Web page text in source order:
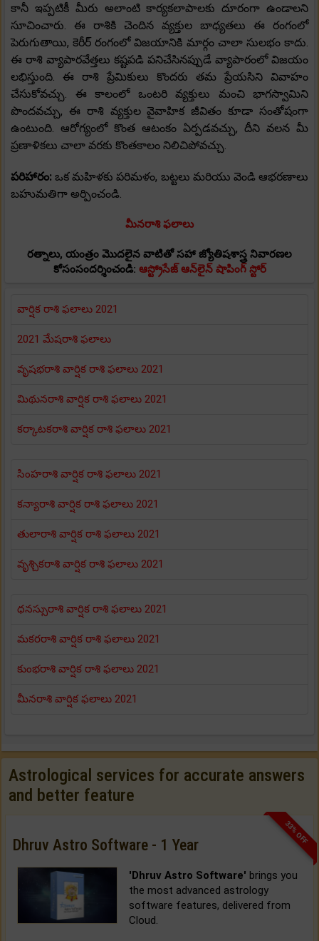
కానీ ఇప్పటికీ మీరు అలాంటి కార్యకలాపాలకు దూరంగా ఉండాలని
సూచించారు. ఈ రాశికి చెందిన వ్యక్తుల బాధ్యతలు ఈ రంగంలో
పెరుగుతాయి, కెరీర్ రంగంలో విజయానికి మార్గం చాలా సులభం కాదు.
ఈ రాశి వ్యాపారవేత్తలు కష్టపడి పనిచేసినప్పుడే వ్యాపారంలో విజయం
లభిస్తుంది. ఈ రాశి ప్రేమికులు కొందరు తమ ప్రేయసిని వివాహం
చేసుకోవచ్చు. ఈ కాలంలో ఒంటరి వ్యక్తులు మంచి భాగస్వామిని
పొందవచ్చు, ఈ రాశి వ్యక్తుల వైవాహిక జీవితం కూడా సంతోషంగా
ఉంటుంది. ఆరోగ్యంలో కొంత ఆటంకం ఏర్పడవచ్చు, దీని వలన మీ
ప్రణాళికలు చాలా వరకు కొంతకాలం నిలిచిపోవచ్చు.
పరిహారం: ఒక మహిళకు పరిమళం, బట్టలు మరియు వెండి ఆభరణాలు
బహుమతిగా అర్పించండి.
మీనరాశి ఫలాలు
రత్నాలు, యంత్రం మొదలైన వాటితో సహా జ్యోతిషశాస్త్ర నివారణల
కోసంసందర్శించండి: ఆస్ట్రోసేజ్ ఆన్‌లైన్ షాపింగ్ స్టోర్
వార్షిక రాశి ఫలాలు 2021
2021 మేషరాశి ఫలాలు
వృషభరాశి వార్షిక రాశి ఫలాలు 2021
మిథునరాశి వార్షిక రాశి ఫలాలు 2021
కర్కాటకరాశి వార్షిక రాశి ఫలాలు 2021
సింహరాశి వార్షిక రాశి ఫలాలు 2021
కన్యారాశి వార్షిక రాశి ఫలాలు 2021
తులారాశి వార్షిక రాశి ఫలాలు 2021
వృశ్చికరాశి వార్షిక రాశి ఫలాలు 2021
ధనస్సురాశి వార్షిక రాశి ఫలాలు 2021
మకరరాశి వార్షిక రాశి ఫలాలు 2021
కుంభరాశి వార్షిక రాశి ఫలాలు 2021
మీనరాశి వార్షిక ఫలాలు 2021
Astrological services for accurate answers
and better feature
33% OFF
Dhruv Astro Software - 1 Year
'Dhruv Astro Software' brings you
the most advanced astrology
software features, delivered from
Cloud.